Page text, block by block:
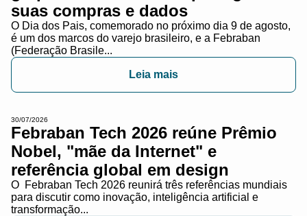
suas compras e dados
O Dia dos Pais, comemorado no próximo dia 9 de agosto,
é um dos marcos do varejo brasileiro, e a Febraban
(Federação Brasile...
Leia mais
30/07/2026
Febraban Tech 2026 reúne Prêmio
Nobel, "mãe da Internet" e
referência global em design
O Febraban Tech 2026 reunirá três referências mundiais
para discutir como inovação, inteligência artificial e
transformação...